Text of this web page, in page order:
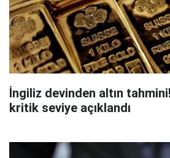
İngiliz devinden altın
kritik seviye açıklandı